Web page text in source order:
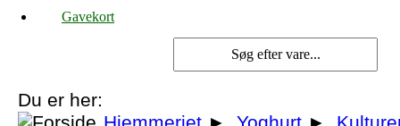
Gavekort
Du er her: